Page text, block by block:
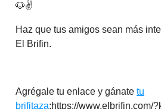
🐶✌️
Haz que tus amigos sean más
El Brifin.
Agrégale tu enlace y gánate tu
brifitaza:https://www.elbrifin.com/